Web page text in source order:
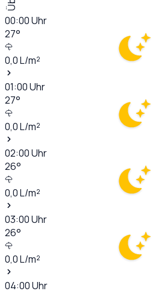
00:00Uhr
27°
0,0L/m²
01:00Uhr
27°
0,0L/m²
02:00Uhr
26°
0,0L/m²
03:00Uhr
26°
0,0L/m²
04:00Uhr